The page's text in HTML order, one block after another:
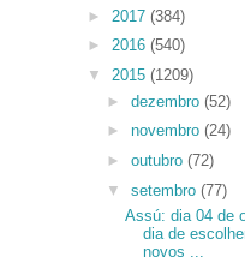
► 2017 (384)
► 2016 (540)
▼ 2015 (1209)
► dezembro (52)
► novembro (24)
► outubro (72)
▼ setembro (77)
Assú: dia 04 de
dia de
novos ...